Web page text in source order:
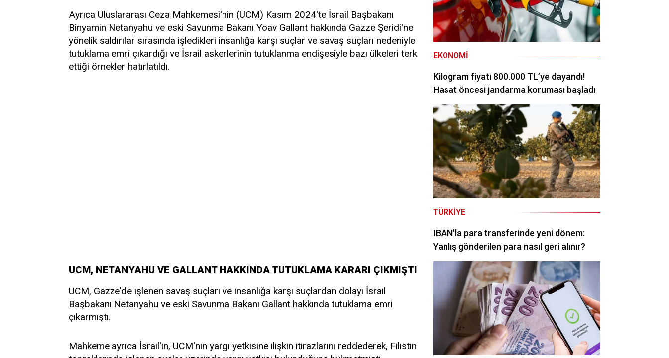
Ayrıca Uluslararası Ceza Mahkemesi'nin (UCM) Kasım 2024'te İsrail Başbakanı
Binyamin Netanyahu ve eski Savunma Bakanı Yoav Gallant hakkında Gazze Şeridi'ne
yönelik saldırılar sırasında işledikleri insanlığa karşı suçlar ve savaş suçları nedeniyle
tutuklama emri çıkardığı ve İsrail askerlerinin tutuklanma endişesiyle bazı ülkeleri terk
ettiği örnekler hatırlatıldı.
UCM, NETANYAHU VE GALLANT HAKKINDA TUTUKLAMA KARARI ÇIKMIŞTI
UCM, Gazze'de işlenen savaş suçları ve insanlığa karşı suçlardan dolayı İsrail
Başbakanı Netanyahu ve eski Savunma Bakanı Gallant hakkında tutuklama emri
çıkarmıştı.
Mahkeme ayrıca İsrail'in, UCM'nin yargı yetkisine ilişkin itirazlarını reddederek, Filistin
EKONOMI
Kilogram fiyatı 800.000 TL’ye dayandı!
Hasat öncesi jandarma koruması başladı
TÜRKIYE
IBAN'la para transferinde yeni dönem:
Yanlış gönderilen para nasıl geri alınır?